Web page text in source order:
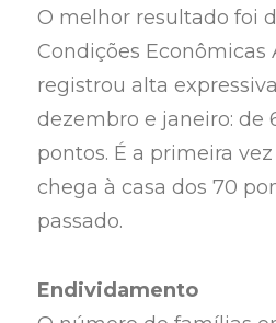
O melhor resultado foi
Condições Econômicas
registrou alta
dezembro e janeiro: de
pontos. É a primeira
chega à casa dos 70
passado.
Endividamento